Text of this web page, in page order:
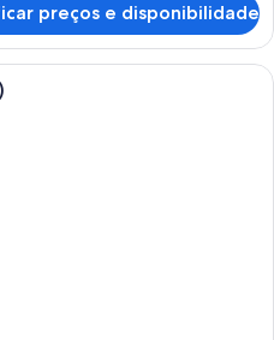
preços e disponibilidade
Um quarto com uma cama, uma